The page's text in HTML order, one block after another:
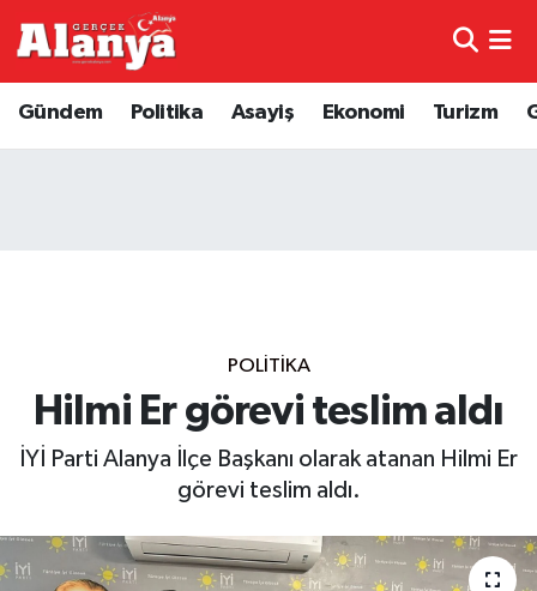
Gündem Politika Asayiş Ekonomi Turizm
POLITIKA
Hilmi Er görevi teslim aldı
İYİ Parti Alanya İlçe Başkanı olarak atanan Hilmi Er
görevi teslim aldı.
Genel
Diğer
Dünya
Gizlilik İlkeleri - Privacy Policy
Trafik Durumu
Haber Arşivi